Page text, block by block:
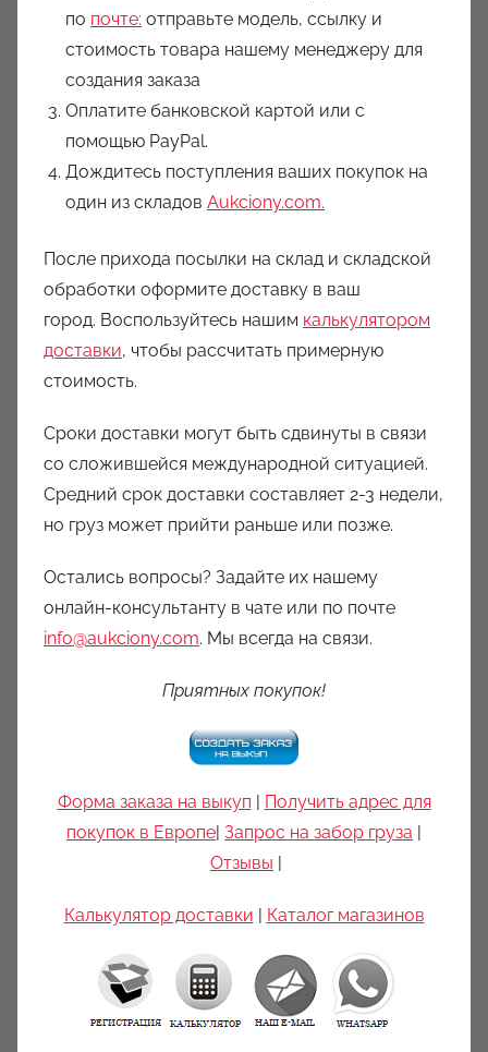
по почте: отправьте модель, ссылку и
стоимость товара нашему менеджеру для
создания заказа
Оплатите банковской картой или с
помощью PayPal.
Дождитесь поступления ваших покупок на
один из складов Aukciony.com.
После прихода посылки на склад и складской
обработки оформите доставку в ваш
город. Воспользуйтесь нашим калькулятором
доставки, чтобы рассчитать примерную
стоимость.
Сроки доставки могут быть сдвинуты в связи
со сложившейся международной ситуацией.
Средний срок доставки составляет 2-3 недели,
но груз может прийти раньше или позже.
Остались вопросы? Задайте их нашему
онлайн-консультанту в чате или по почте
info@aukciony.com. Мы всегда на связи.
Приятных покупок!
Форма заказа на выкуп
Получить адрес для
покупок в Европе Запрос на забор груза
Отзывы
Калькулятор доставки Каталог магазинов